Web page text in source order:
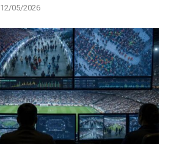
12/05/2026